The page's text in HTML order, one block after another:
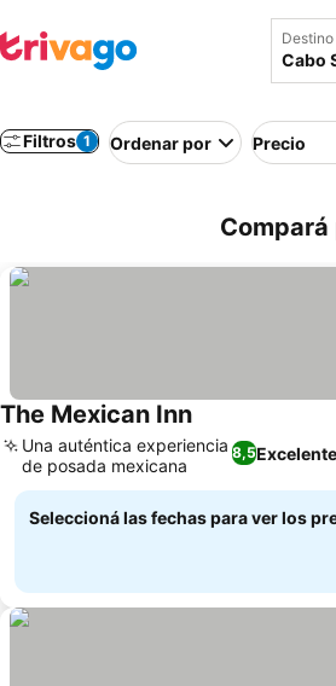
Destino
Filtros 1 Ordenar por Precio
Compará
The Mexican InnVer precios
8,5Excelente
Una auténtica experiencia
de posada mexicana
Seleccioná las fechas para ver los